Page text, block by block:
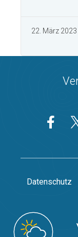
22. März 2023
Datenschutz